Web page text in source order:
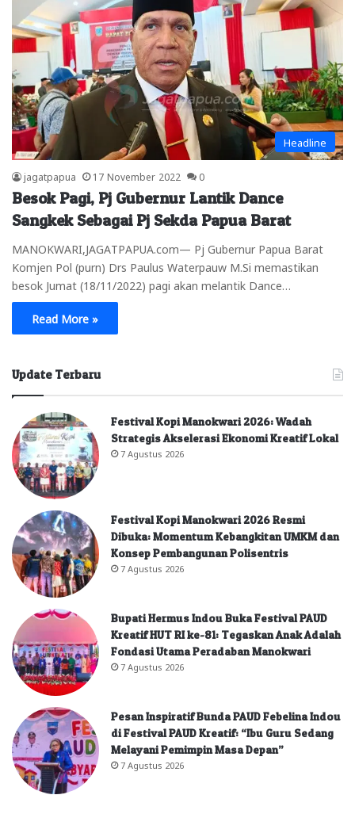
Headline
jagatpapua 17 November 2022 0
Besok Pagi, Pj Gubernur Lantik Dance
Sangkek Sebagai Pj Sekda Papua Barat
MANOKWARI,JAGATPAPUA.com— Pj Gubernur Papua Barat
Komjen Pol (purn) Drs Paulus Waterpauw M.Si memastikan
besok Jumat (18/11/2022) pagi akan melantik Dance…
Read More »
Update Terbaru
Festival Kopi Manokwari 2026: Wadah
Strategis Akselerasi Ekonomi Kreatif Lokal
7 Agustus 2026
Festival Kopi Manokwari 2026 Resmi
Dibuka: Momentum Kebangkitan UMKM dan
Konsep Pembangunan Polisentris
7 Agustus 2026
Bupati Hermus Indou Buka Festival PAUD
Kreatif HUT RI ke-81: Tegaskan Anak Adalah
Fondasi Utama Peradaban Manokwari
7 Agustus 2026
Pesan Inspiratif Bunda PAUD Febelina Indou
di Festival PAUD Kreatif: “Ibu Guru Sedang
Melayani Pemimpin Masa Depan”
7 Agustus 2026